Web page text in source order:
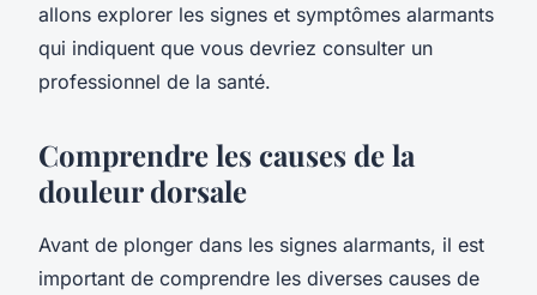
allons explorer les signes et symptômes alarmants
qui indiquent que vous devriez consulter un
professionnel de la santé.
Comprendre les causes de la
douleur dorsale
Avant de plonger dans les signes alarmants, il est
important de comprendre les diverses causes de